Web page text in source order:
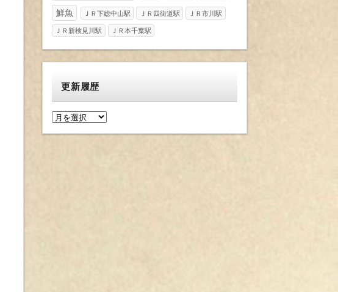
鮮魚 ＪＲ下総中山駅 ＪＲ四街道駅 ＪＲ市川駅
ＪＲ新検見川駅 ＪＲ本千葉駅
更新履歴
更